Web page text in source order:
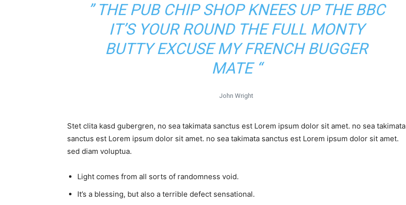
” THE PUB CHIP SHOP KNEES UP THE BBC
IT’S YOUR ROUND THE FULL MONTY
BUTTY EXCUSE MY FRENCH BUGGER
MATE “
John Wright
Stet clita kasd gubergren, no sea takimata sanctus est Lorem ipsum dolor sit amet. no sea takimata
sanctus est Lorem ipsum dolor sit amet. no sea takimata sanctus est Lorem ipsum dolor sit amet.
sed diam voluptua.
Light comes from all sorts of randomness void.
It’s a blessing, but also a terrible defect sensational.